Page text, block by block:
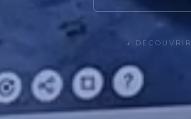
↓ DÉCOUVRIR